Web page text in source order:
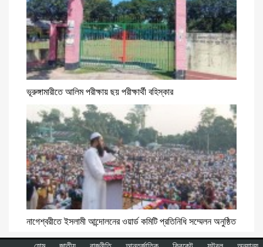
ভূরুঙ্গামারীতে আলিম পরীক্ষায় ছয় পরীক্ষার্থী বহিস্কার
নাগেশ্বরীতে ইসলামী আন্দোলনের ওয়ার্ড কমিটি প্রতিনিধি সম্মেলন অনুষ্ঠিত